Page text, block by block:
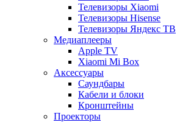
Телевизоры Xiaomi
Телевизоры Hisense
Телевизоры Яндекс ТВ
Медиаплееры
Apple TV
Xiaomi Mi Box
Аксессуары
Саундбары
Кабели и блоки
Кронштейны
Проекторы